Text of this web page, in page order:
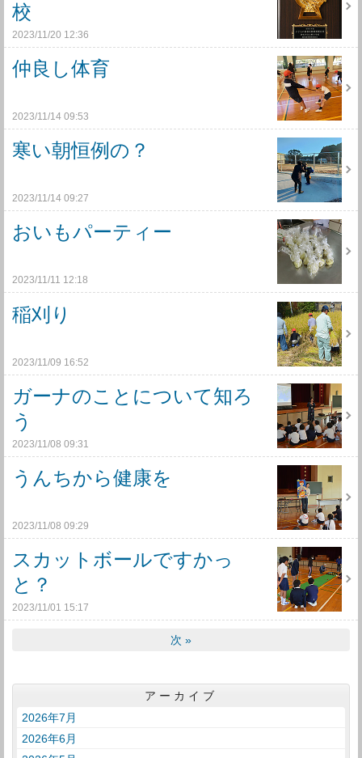
校
2023/11/20 12:36
仲良し体育
2023/11/14 09:53
寒い朝恒例の？
2023/11/14 09:27
おいもパーティー
2023/11/11 12:18
稲刈り
2023/11/09 16:52
ガーナのことについて知ろ
う
2023/11/08 09:31
うんちから健康を
2023/11/08 09:29
スカットボールですかっ
と？
2023/11/01 15:17
次 »
アーカイブ
2026年7月
2026年6月